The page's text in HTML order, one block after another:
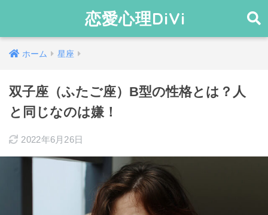
恋愛心理DiVi
ホーム 星座
双子座（ふたご座）B型の性格とは？人
と同じなのは嫌！
2022年6月26日